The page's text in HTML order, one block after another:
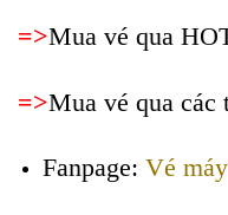
=>Mua vé qua
=>Mua vé qua các
Fanpage: Vé